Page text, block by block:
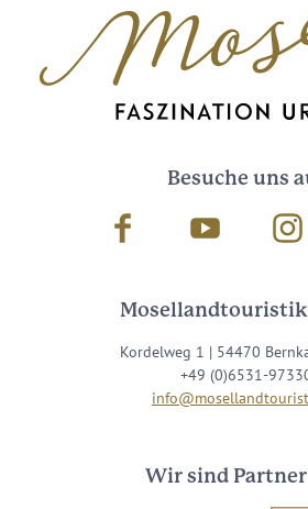
Besuche uns
Facebook Youtube
Mosellandtouristik
Kordelweg 1 | 54470
+49 (0)6531-
Wir sind